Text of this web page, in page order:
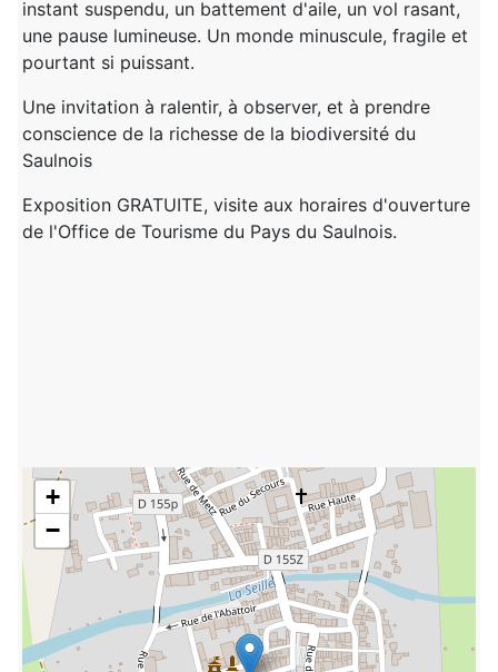
instant suspendu, un battement d'aile, un vol rasant,
une pause lumineuse. Un monde minuscule, fragile et
pourtant si puissant.
Une invitation à ralentir, à observer, et à prendre
conscience de la richesse de la biodiversité du
Saulnois
Exposition GRATUITE, visite aux horaires d'ouverture
de l'Office de Tourisme du Pays du Saulnois.
+
−